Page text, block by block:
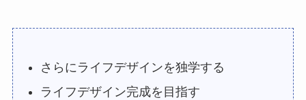
さらにライフデザインを独学する
ライフデザイン完成を目指す